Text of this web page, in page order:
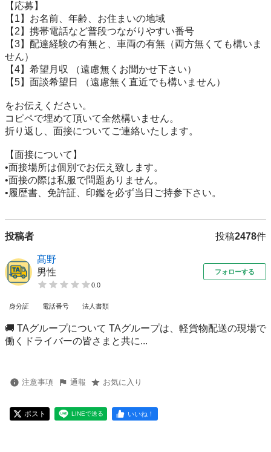
【応募】
【1】お名前、年齢、お住まいの地域
【2】携帯電話など普段つながりやすい番号
【3】配達経験の有無と、車両の有無（両方無くても構いま
せん）
【4】希望月収 （遠慮無くお聞かせ下さい）
【5】面談希望日 （遠慮無く直近でも構いません）
をお伝えください。
コピペで埋めて頂いて全然構いません。
折り返し、面接についてご連絡いたします。
【面接について】
•面接場所は個別でお伝え致します。
•面接の際は私服で問題ありません。
•履歴書、免許証、印鑑を必ず当日ご持参下さい。
投稿者 投稿2478件
髙野
男性
0.0
フォローする
身分証 電話番号 法人書類
🚚 TAグループについて TAグループは、軽貨物配送の現場で
働くドライバーの皆さまと共に...
注意事項 通報 お気に入り
ポスト LINEで送る いいね！